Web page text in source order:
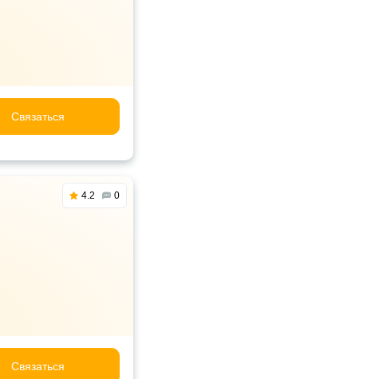
Связаться
4.2 0
Связаться